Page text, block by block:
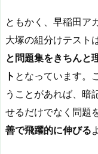
ともかく、早稲田ア
大塚の組分けテストは
と問題集をきちんと
ト となっています。
うことがあれば、暗
せるだけでなく問題
善で飛躍的に伸びる